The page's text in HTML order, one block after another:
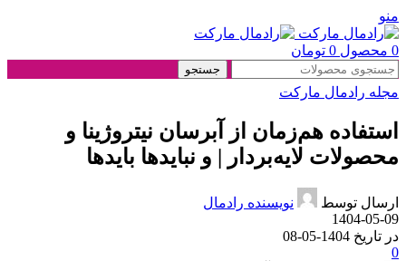
منو
0 محصول 0 تومان
جستجو
مجله رادمال مارکت
استفاده هم‌زمان از آبرسان نیتروژینا و
محصولات لایه‌بردار | و نبایدها بایدها
ارسال توسط
نویسنده رادمال
1404-05-09
در تاریخ 1404-05-08
0